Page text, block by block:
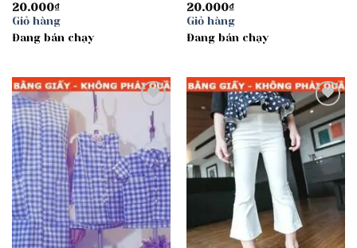
20.000₫
Giỏ hàng
Đang bán chạy
20.000₫
Giỏ hàng
Đang bán chạy
Add to
wishlist
Add to
wishlist